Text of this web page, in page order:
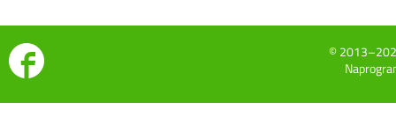
©